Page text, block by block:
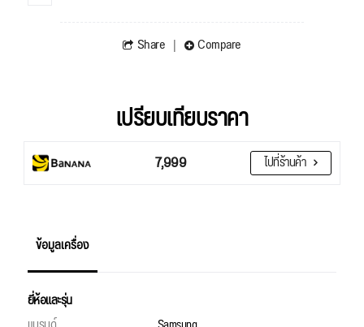
Share Compare
เปรียบเทียบราคา
7,999 ไปที่ร้านค้า
ข้อมูลเครื่อง
ยี่ห้อและรุ่น